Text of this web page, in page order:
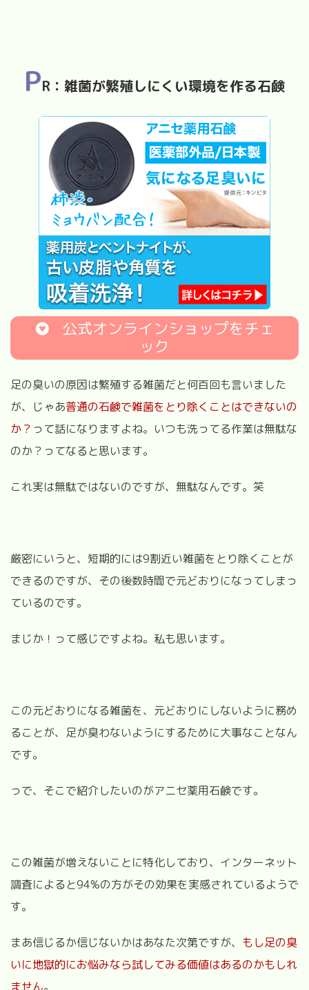
PR：雑菌が繁殖しにくい環境を作る石鹸
公式オンラインショップをチェ
ック
足の臭いの原因は繁殖する雑菌だと何百回も言いました
が、じゃあ普通の石鹸で雑菌をとり除くことはできないの
か？ って話になりますよね。いつも洗ってる作業は無駄な
のか？ってなると思います。
これ実は無駄ではないのですが、無駄なんです。笑
厳密にいうと、短期的には9割近い雑菌をとり除くことが
できるのですが、その後数時間で元どおりになってしまっ
ているのです。
まじか！って感じですよね。私も思います。
この元どおりになる雑菌を、元どおりにしないように務め
ることが、足が臭わないようにするために大事なことなん
です。
っで、そこで紹介したいのがアニセ薬用石鹸です。
この雑菌が増えないことに特化しており、インターネット
調査によると94%の方がその効果を実感されているようで
す。
まあ信じるか信じないかはあなた次第ですが、 もし足の臭
いに地獄的にお悩みなら試してみる価値はあるのかもしれ
ません。